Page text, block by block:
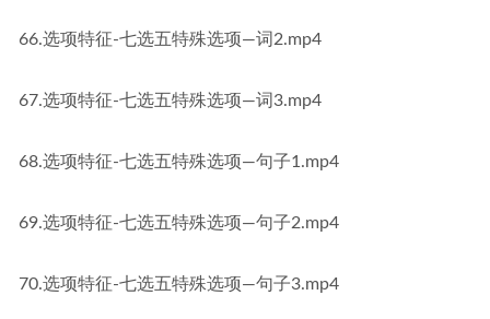
66.选项特征-七选五特殊选项—词2.mp4
67.选项特征-七选五特殊选项—词3.mp4
68.选项特征-七选五特殊选项—句子1.mp4
69.选项特征-七选五特殊选项—句子2.mp4
70.选项特征-七选五特殊选项—句子3.mp4